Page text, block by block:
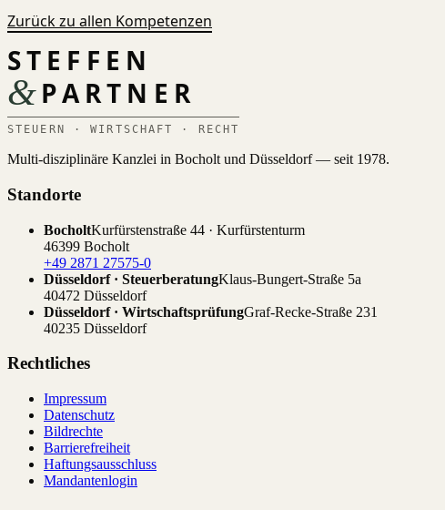
Zurück zu allen Kompetenzen
STEFFEN
&PARTNER
STEUERN · WIRTSCHAFT · RECHT
Multi-disziplinäre Kanzlei in Bocholt und Düsseldorf — seit 1978.
Standorte
BocholtKurfürstenstraße 44 · Kurfürstenturm
46399 Bocholt
+49 2871 27575-0
Düsseldorf · SteuerberatungKlaus-Bungert-Straße 5a
40472 Düsseldorf
Düsseldorf · WirtschaftsprüfungGraf-Recke-Straße 231
40235 Düsseldorf
Rechtliches
Impressum
Datenschutz
Bildrechte
Barrierefreiheit
Haftungsausschluss
Mandantenlogin